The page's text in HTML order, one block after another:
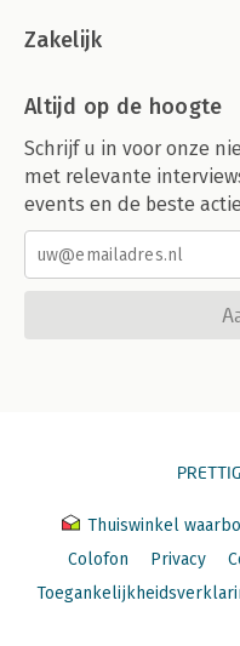
Zakelijk
Altijd op de hoogte
Schrijf u in voor onze
met relevante
events en de beste
Thuiswinkel
Colofon
Privacy